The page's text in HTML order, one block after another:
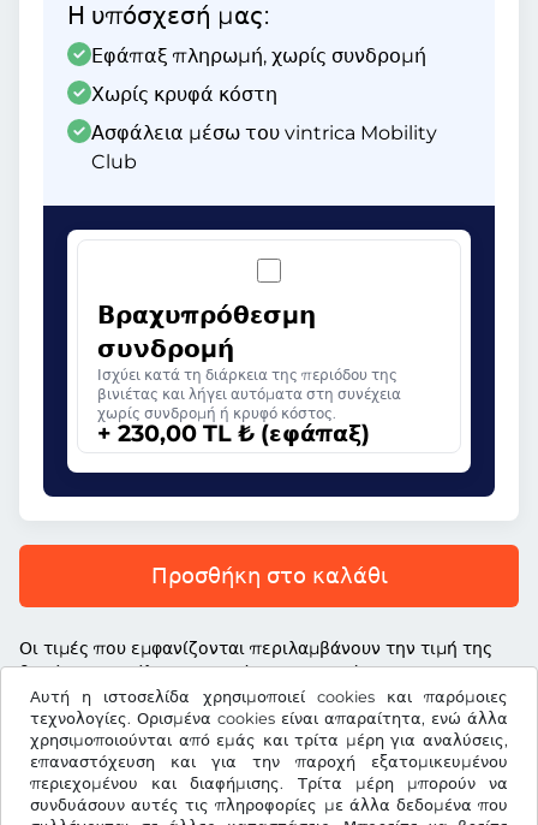
Αυτή η ιστοσελίδα χρησιμοποιεί cookies και παρόμοιες
τεχνολογίες. Ορισμένα cookies είναι απαραίτητα, ενώ άλλα
χρησιμοποιούνται από εμάς και τρίτα μέρη για αναλύσεις,
επαναστόχευση και για την παροχή εξατομικευμένου
περιεχομένου και διαφήμισης. Τρίτα μέρη μπορούν να
συνδυάσουν αυτές τις πληροφορίες με άλλα δεδομένα που
Η υπόσχεσή μας:
Εφάπαξ πληρωμή, χωρίς συνδρομή
Χωρίς κρυφά κόστη
Ασφάλεια μέσω του vintrica Mobility
Club
Βραχυπρόθεσμη
συνδρομή
Ισχύει κατά τη διάρκεια της περιόδου της
βινιέτας και λήγει αυτόματα στη συνέχεια
χωρίς συνδρομή ή κρυφό κόστος.
+ 230,00 TL ₺ (εφάπαξ)
Προσθήκη στο καλάθι
Οι τιμές που εμφανίζονται περιλαμβάνουν την τιμή της
βινιέτας, το τέλος υπηρεσίας και τον νόμιμο ΦΠΑ
TL ₺TRY